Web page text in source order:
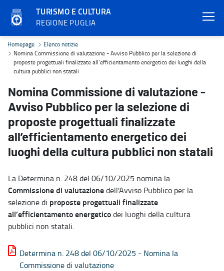
TURISMO E CULTURA
REGIONE PUGLIA
Nomina Commissione di valutazione - Avviso Pubblico per la
Homepage
Elenco notizie
Nomina Commissione di valutazione - Avviso Pubblico per la selezione di
proposte progettuali finalizzate all’efficientamento energetico dei luoghi della
cultura pubblici non statali
Nomina Commissione di valutazione -
Avviso Pubblico per la selezione di
proposte progettuali finalizzate
all’efficientamento energetico dei
luoghi della cultura pubblici non statali
La Determina n. 248 del 06/10/2025 nomina la
Commissione di valutazionedell'Avviso Pubblico per la
selezione di proposte progettuali finalizzate
all’efficientamento energeticodei luoghi della cultura
pubblici non statali.
Determina n. 248 del 06/10/2025 - Nomina la
Commissione di valutazione